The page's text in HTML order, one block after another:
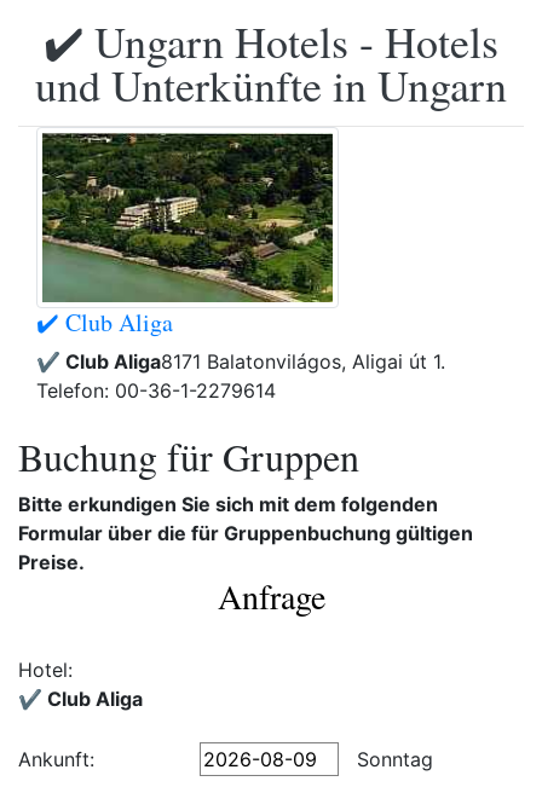
✔️ Ungarn Hotels - Hotels
und Unterkünfte in Ungarn
✔️ Club Aliga
✔️ Club Aliga8171 Balatonvilágos, Aligai út 1.
Telefon: 00-36-1-2279614
Buchung für Gruppen
Bitte erkundigen Sie sich mit dem folgenden
Formular über die für Gruppenbuchung gültigen
Preise.
Anfrage
Hotel:
✔️ Club Aliga
Ankunft: Sonntag